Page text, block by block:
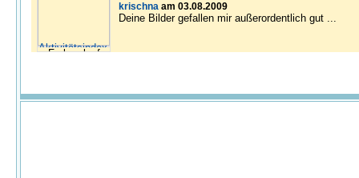
krischna am 03.08.2009
Deine Bilder gefallen mir außerordentlich gut ...